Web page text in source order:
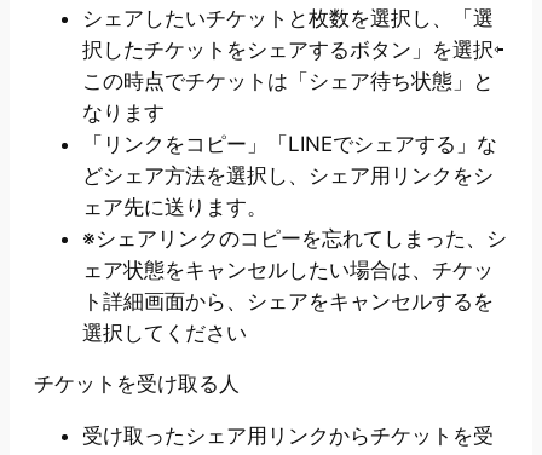
シェアしたいチケットと枚数を選択し、「選
択したチケットをシェアするボタン」を選択⇦
この時点でチケットは「シェア待ち状態」と
なります
「リンクをコピー」「LINEでシェアする」な
どシェア方法を選択し、シェア用リンクをシ
ェア先に送ります。
※シェアリンクのコピーを忘れてしまった、シ
ェア状態をキャンセルしたい場合は、チケッ
ト詳細画面から、シェアをキャンセルするを
選択してください
チケットを受け取る人
受け取ったシェア用リンクからチケットを受